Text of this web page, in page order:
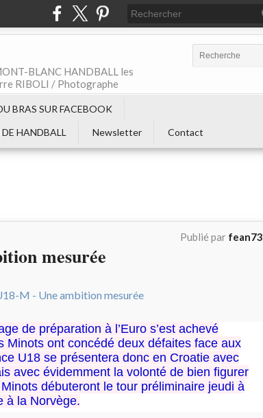
BLANC HANDBALL les
RIBOLI / Photographe
BRAS SUR FACEBOOK
HANDBALL Newsletter Contact
Publié par fean73
mesurée
de préparation à l’Euro s’est achevé
Minots ont concédé deux défaites face aux
U18 se présentera donc en Croatie avec
avec évidemment la volonté de bien figurer
débuteront le tour préliminaire jeudi à
à la Norvège.